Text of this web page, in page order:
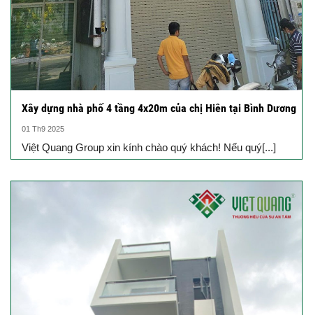
Xây dựng nhà phố 4 tầng 4x20m của chị Hiên tại Bình Dương
01 Th9 2025
Việt Quang Group xin kính chào quý khách! Nếu quý[...]